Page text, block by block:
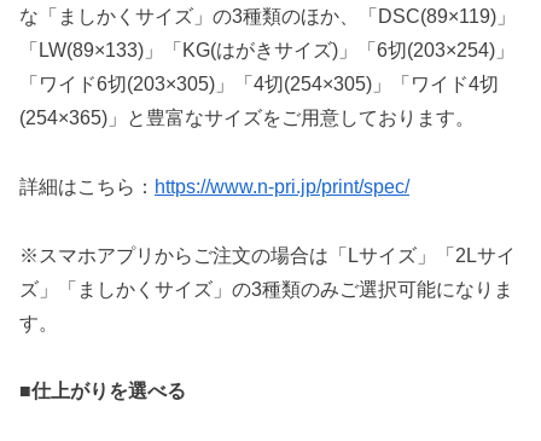
な「ましかくサイズ」の3種類のほか、「DSC(89×119)」
「LW(89×133)」「KG(はがきサイズ)」「6切(203×254)」
「ワイド6切(203×305)」「4切(254×305)」「ワイド4切
(254×365)」と豊富なサイズをご用意しております。
詳細はこちら： https://www.n-pri.jp/print/spec/
※スマホアプリからご注文の場合は「Lサイズ」「2Lサイ
ズ」「ましかくサイズ」の3種類のみご選択可能になりま
す。
■仕上がりを選べる